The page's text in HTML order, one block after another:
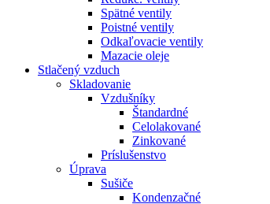
Spätné ventily
Poistné ventily
Odkaľovacie ventily
Mazacie oleje
Stlačený vzduch
Skladovanie
Vzdušníky
Štandardné
Celolakované
Zinkované
Príslušenstvo
Úprava
Sušiče
Kondenzačné